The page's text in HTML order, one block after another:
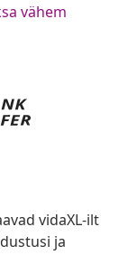
vähem
vidaXL-ilt
ja